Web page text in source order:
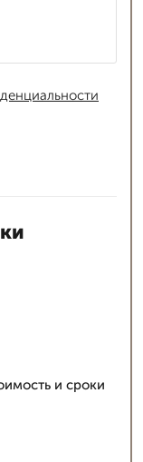
и сроки